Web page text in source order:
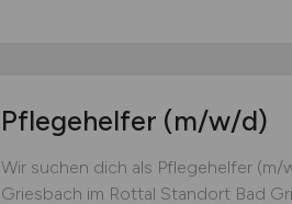
Pflegehelfer (m/w/d)
Wir suchen dich als Pflegehelfer
Griesbach im Rottal Standort Bad